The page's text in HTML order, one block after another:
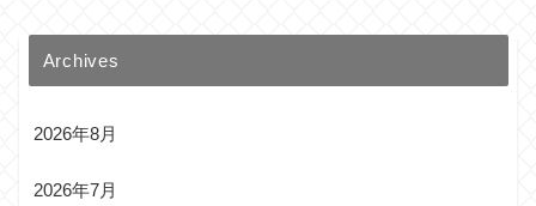
Archives
2026年8月
2026年7月